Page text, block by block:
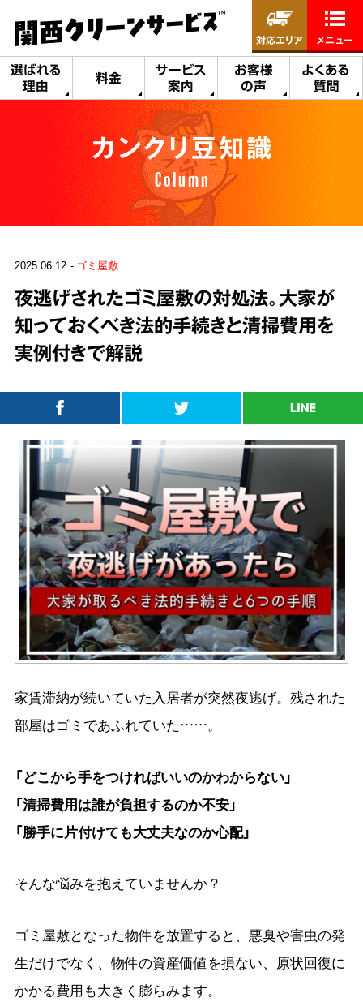
選ばれる
理由
料金
サービス
案内
お客様
の声
よくある
質問
対応エリア メニュー
カンクリ豆知識
Column
2025.06.12 ゴミ屋敷
夜逃げされたゴミ屋敷の対処法。大家が
知っておくべき法的手続きと清掃費用を
実例付きで解説
家賃滞納が続いていた入居者が突然夜逃げ。残された
部屋はゴミであふれていた……。
「どこから手をつければいいのかわからない」
「清掃費用は誰が負担するのか不安」
「勝手に片付けても大丈夫なのか心配」
そんな悩みを抱えていませんか？
ゴミ屋敷となった物件を放置すると、悪臭や害虫の発
生だけでなく、物件の資産価値を損ない、原状回復に
かかる費用も大きく膨らみます。